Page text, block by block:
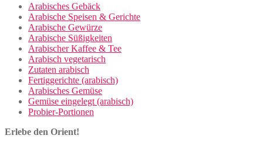
Arabisches Gebäck
Arabische Speisen & Gerichte
Arabische Gewürze
Arabische Süßigkeiten
Arabischer Kaffee & Tee
Arabisch vegetarisch
Zutaten arabisch
Fertiggerichte (arabisch)
Arabisches Gemüse
Gemüse eingelegt (arabisch)
Probier-Portionen
Erlebe den Orient!